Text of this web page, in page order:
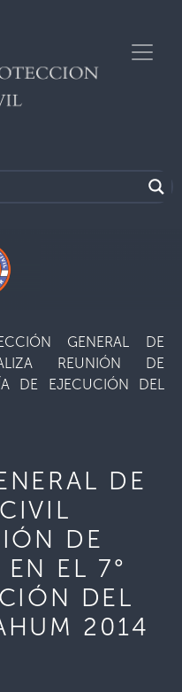
GENERAL DE
REUNIÓN DE
DE EJECUCIÓN DEL
DE
DE
EN EL 7°
DEL
2014